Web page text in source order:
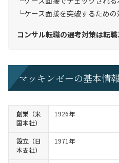
ケース面接を突破するための
コンサル転職の選考対策は転
マッキンゼーの基本情報
創業（米
国本社）
1926年
設立（日
本支社）
1971年